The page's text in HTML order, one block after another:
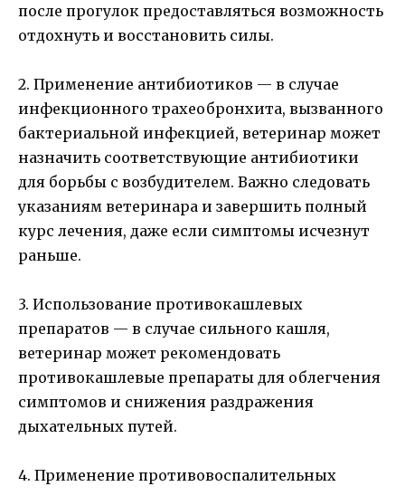
после прогулок предоставляться возможность
отдохнуть и восстановить силы.
2. Применение антибиотиков — в случае
инфекционного трахеобронхита, вызванного
бактериальной инфекцией, ветеринар может
назначить соответствующие антибиотики
для борьбы с возбудителем. Важно следовать
указаниям ветеринара и завершить полный
курс лечения, даже если симптомы исчезнут
раньше.
3. Использование противокашлевых
препаратов — в случае сильного кашля,
ветеринар может рекомендовать
противокашлевые препараты для облегчения
симптомов и снижения раздражения
дыхательных путей.
4. Применение противовоспалительных